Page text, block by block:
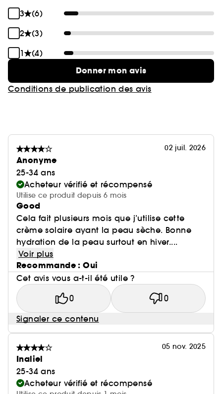
3
(6)
2
(3)
1
(4)
Donner mon avis
Conditions de publication des avis
02 juil. 2026
Anonyme
25-34 ans
Acheteur vérifié et récompensé
Utilise ce produit depuis 6 mois
Good
Cela fait plusieurs mois que j’utilise cette
crème solaire ayant la peau sèche. Bonne
hydration de la peau surtout en hiver....
Voir plus
Recommande : Oui
Cet avis vous a-t-il été utile ?
0 0
Signaler ce contenu
05 nov. 2025
Inaliel
25-34 ans
Acheteur vérifié et récompensé